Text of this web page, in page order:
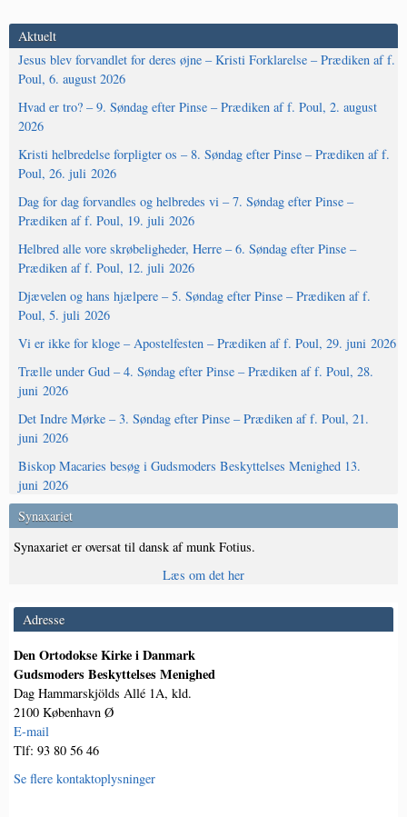
Aktuelt
Jesus blev forvandlet for deres øjne – Kristi Forklarelse – Prædiken af f.
Poul, 6. august 2026
Hvad er tro? – 9. Søndag efter Pinse – Prædiken af f. Poul, 2. august
2026
Kristi helbredelse forpligter os – 8. Søndag efter Pinse – Prædiken af f.
Poul, 26. juli 2026
Dag for dag forvandles og helbredes vi – 7. Søndag efter Pinse –
Prædiken af f. Poul, 19. juli 2026
Helbred alle vore skrøbeligheder, Herre – 6. Søndag efter Pinse –
Prædiken af f. Poul, 12. juli 2026
Djævelen og hans hjælpere – 5. Søndag efter Pinse – Prædiken af f.
Poul, 5. juli 2026
Vi er ikke for kloge – Apostelfesten – Prædiken af f. Poul, 29. juni 2026
Trælle under Gud – 4. Søndag efter Pinse – Prædiken af f. Poul, 28.
juni 2026
Det Indre Mørke – 3. Søndag efter Pinse – Prædiken af f. Poul, 21.
juni 2026
Biskop Macaries besøg i Gudsmoders Beskyttelses Menighed 13.
juni 2026
Synaxariet
Synaxariet er oversat til dansk af munk Fotius.
Læs om det her
Adresse
Den Ortodokse Kirke i Danmark
Gudsmoders Beskyttelses Menighed
Dag Hammarskjölds Allé 1A, kld.
2100 København Ø
E-mail
Tlf: 93 80 56 46
Se flere kontaktoplysninger